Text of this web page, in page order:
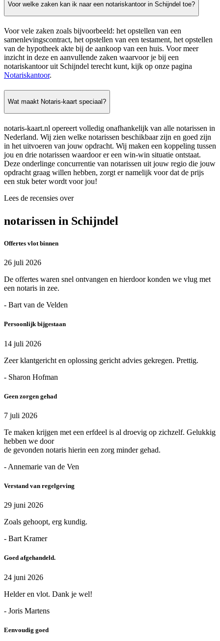
Voor welke zaken kan ik naar een notariskantoor in Schijndel toe?
Voor vele zaken zoals bijvoorbeeld: het opstellen van een
samenlevingscontract, het opstellen van een testament, het opstellen
van de hypotheek akte bij de aankoop van een huis. Voor meer
inzicht in deze en aanvullende zaken waarvoor je bij een
notariskantoor uit Schijndel terecht kunt, kijk op onze pagina
Notariskantoor.
Wat maakt Notaris-kaart speciaal?
notaris-kaart.nl opereert volledig onafhankelijk van alle notarissen in
Nederland. Wij zien welke notarissen beschikbaar zijn en goed zijn
in het uitvoeren van jouw opdracht. Wij maken een koppeling tussen
jou en drie notarissen waardoor er een win-win situatie ontstaat.
Deze onderlinge concurrentie van notarissen uit jouw regio die jouw
opdracht graag willen hebben, zorgt er namelijk voor dat de prijs
een stuk beter wordt voor jou!
Lees de recensies over
notarissen in Schijndel
Offertes vlot binnen
26 juli 2026
De offertes waren snel ontvangen en hierdoor konden we vlug met
een notaris in zee.
- Bart van de Velden
Persoonlijk bijgestaan
14 juli 2026
Zeer klantgericht en oplossing gericht advies gekregen. Prettig.
- Sharon Hofman
Geen zorgen gehad
7 juli 2026
Te maken krijgen met een erfdeel is al droevig op zichzelf. Gelukkig
hebben we door
de gevonden notaris hierin een zorg minder gehad.
- Annemarie van de Ven
Verstand van regelgeving
29 juni 2026
Zoals gehoopt, erg kundig.
- Bart Kramer
Goed afgehandeld.
24 juni 2026
Helder en vlot. Dank je wel!
- Joris Martens
Eenvoudig goed